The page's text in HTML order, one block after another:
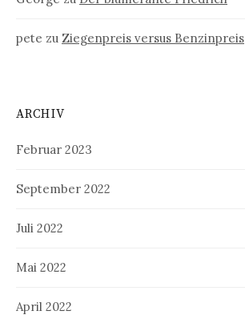
pete zu Ziegenpreis versus Benzinpreis
ARCHIV
Februar 2023
September 2022
Juli 2022
Mai 2022
April 2022